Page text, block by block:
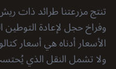
تنتج مزرعتنا طرائد ذات
وفراخ حجل لإعادة
ولا تشمل النقل الذي